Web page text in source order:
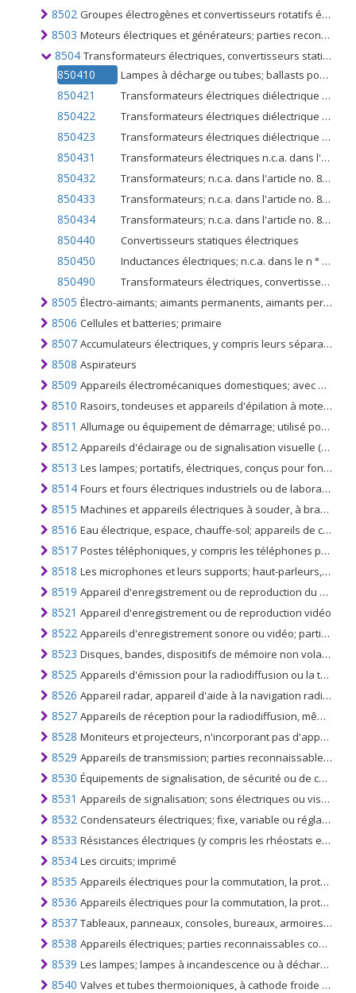
8502 Groupes électrogènes et convertisseurs rotatifs électriques
8503 Moteurs électriques et générateurs; parties reconnaissables comme étant exclusivement ou principalement destinées aux machines du n °. 8501 ou 8502
8504 Transformateurs électriques, convertisseurs statiques (par exemple redresseurs) et inductances
850410 Lampes à décharge ou tubes; ballasts pour ceux-ci
850421 Transformateurs électriques diélectrique liquide, ayant une capacité de traitement de puissance ne dépassant pas 650 kVA
850422 Transformateurs électriques diélectrique liquide, ayant une capacité de traitement de puissance supérieure à 650 kVA mais n'excédant pas 10 000 kVA
850423 Transformateurs électriques diélectrique liquide, ayant une capacité de traitement de puissance supérieure à 10 000 kVA
850431 Transformateurs électriques n.c.a. dans l'article no. 8504.2, ayant une capacité de traitement de l'énergie ne dépassant pas 1 kVA
850432 Transformateurs; n.c.a. dans l'article no. 8504.2, ayant une capacité de traitement de l'énergie supérieure à 1 kVA mais n'excédant pas 16 kVA
850433 Transformateurs; n.c.a. dans l'article no. 8504.2, ayant une capacité de traitement de l'énergie supérieure à 16 kVA mais n'excédant pas 500 kVA
850434 Transformateurs; n.c.a. dans l'article no. 8504.2, ayant une capacité de traitement de puissance supérieure à 500 kVA
850440 Convertisseurs statiques électriques
850450 Inductances électriques; n.c.a. dans le n ° 8504
850490 Transformateurs électriques, convertisseurs statiques et inductances; leurs parties
8505 Électro-aimants; aimants permanents, aimants permanents prévus; mandrins électromagnétiques à aimant permanent, pinces, similaires; accouplements électromagnétiques, embrayages, freins; têtes de levage électromagnétiques
8506 Cellules et batteries; primaire
8507 Accumulateurs électriques, y compris leurs séparateurs; rectangulaire ou rectangulaire (y compris carré)
8508 Aspirateurs
8509 Appareils électromécaniques domestiques; avec moteur électrique incorporé, autres que les aspirateurs du n ° 85.08.
8510 Rasoirs, tondeuses et appareils d'épilation à moteur électrique incorporé
8511 Allumage ou équipement de démarrage; utilisé pour les moteurs à combustion interne à allumage par bougie ou à allumage par compression; générateurs et découpes utilisés conjointement avec ces moteurs
8512 Appareils d'éclairage ou de signalisation visuelle (à l'exclusion des articles du n ° 8539), essuie-glaces, dégivreurs et dispositifs antibuée; électriques, des types utilisés pour cycles ou véhicules automobiles
8513 Les lampes; portatifs, électriques, conçus pour fonctionner par leur propre source d'énergie (p.ex. batteries sèches, accumulateurs, magnétos), à l'exclusion des appareils d'éclairage du n °. 8512
8514 Fours et fours électriques industriels ou de laboratoire (y compris ceux fonctionnant par induction ou par pertes diélectriques); autres équipements industriels ou de laboratoire pour le traitement thermique des matériaux par induction ou par pertes diélectriques
8515 Machines et appareils électriques à souder, à braser, à souder et à souder par des moyens électriques, capables ou non de couper, machines et appareils électriques à projeter à chaud des métaux ou des carbures frittés
8516 Eau électrique, espace, chauffe-sol; appareils de coiffure électrothermiques; séchoirs à main, fers à repasser; appareils électrothermiques à usage domestique; résistances chauffantes électriques, non du n ° 8545
8517 Postes téléphoniques, y compris les téléphones pour réseaux cellulaires ou pour d'autres réseaux sans fil; autres appareils pour la transmission ou la réception de la voix, d'images ou d'autres données (y compris les réseaux filaires / sans fil), à l'exclusion des articles 8443, 8525, 8527 ou 8528
8518 Les microphones et leurs supports; haut-parleurs, montés ou non dans leurs enceintes; écouteurs et écouteurs, combinés ou non avec un microphone, et ensembles d'un microphone et d'un ou plusieurs haut-parleurs; amplificateurs et ensembles de fréquences audio et électriques
8519 Appareil d'enregistrement ou de reproduction du son
8521 Appareil d'enregistrement ou de reproduction vidéo
8522 Appareils d'enregistrement sonore ou vidéo; parties et accessoires reconnaissables comme étant exclusivement ou principalement destinés aux appareils des nos 8519 ou 8521
8523 Disques, bandes, dispositifs de mémoire non volatile à semi-conducteurs, cartes intelligentes et autres supports pour l'enregistrement du son ou d'autres phénomènes, même enregistrés, y compris les matrices et les masters pour la production de disques, à l'exclusion des produits du
8525 Appareils d'émission pour la radiodiffusion ou la télévision, même incorporant un appareil de réception ou un appareil d'enregistrement ou de reproduction du son; caméras de télévision, appareils photo numériques et caméscopes
8526 Appareil radar, appareil d'aide à la navigation radio et appareil de télécommande radio
8527 Appareils de réception pour la radiodiffusion, même combinés, dans le même boîtier, avec un appareil d'enregistrement ou de reproduction du son ou une horloge.
8528 Moniteurs et projecteurs, n'incorporant pas d'appareil de réception de télévision; appareils de réception pour la télévision, même incorporant des récepteurs de radiodiffusion ou des appareils d'enregistrement ou de reproduction du son ou des images
8529 Appareils de transmission; parties reconnaissables comme étant exclusivement ou principalement destinées aux appareils du n °. 8525 à 8528
8530 Équipements de signalisation, de sécurité ou de contrôle de la circulation; pour les chemins de fer, les tramways, les routes, les voies navigables intérieures, les parcs de stationnement, les installations portuaires, les aérodromes, à l'exclusion de ceux du n °. 8608
8531 Appareils de signalisation; sons électriques ou visuels (cloches, sirènes, panneaux indicateurs, alarmes anti-effraction ou anti-incendie, par exemple), à ​​l'exclusion de ceux du no. 8512 ou 8530
8532 Condensateurs électriques; fixe, variable ou réglable (préréglé)
8533 Résistances électriques (y compris les rhéostats et les potentiomètres), à l'exclusion des résistances chauffantes
8534 Les circuits; imprimé
8535 Appareils électriques pour la commutation, la protection de circuits électriques, pour la connexion à ou dans des circuits électriques; pour une tension supérieure à 1000 volts
8536 Appareils électriques pour la commutation, la protection de circuits électriques, pour la connexion à ou dans des circuits électriques, pour une tension n'excédant pas 1000 volts; connecteurs pour fibres optiques, faisceaux de fibres optiques ou câbles
8537 Tableaux, panneaux, consoles, bureaux, armoires, bases avec appareils du n °. 8535, 8536, pour le contrôle et la distribution de l'électricité (à l'exclusion des appareils de commutation du n ° 8517)
8538 Appareils électriques; parties reconnaissables comme étant exclusivement ou principalement destinées aux appareils du n °. 8535, 8536 et 8537
8539 Les lampes; lampes à incandescence ou à décharge, y compris les lampes d'éclairage scellé et les lampes à rayons ultraviolets ou infrarouges, lampes à arc, lampes à diodes électroluminescentes (DEL)
8540 Valves et tubes thermoioniques, à cathode froide ou photo-cathodiques (par exemple, vannes et tubes remplis de vide, vapeur, gaz, tubes et valves redresseurs à arc à mercure, tubes cathodiques et caméras de télévision)